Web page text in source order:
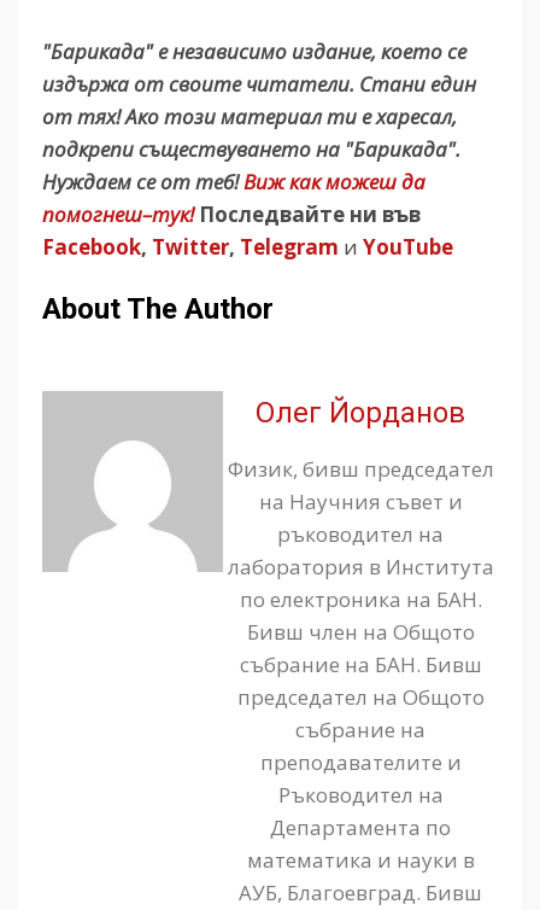
"Барикада" е независимо издание, което се
издържа от своите читатели. Стани един
от тях! Ако този материал ти е харесал,
подкрепи съществуването на "Барикада".
Нуждаем се от теб!Виж как можеш да
помогнеш–тук! Последвайте ни във
Facebook, Twitter, Telegram и YouTube
About The Author
Олег Йорданов
Физик, бивш председател
на Научния съвет и
ръководител на
лаборатория в Института
по електроника на БАН.
Бивш член на Общото
събрание на БАН. Бивш
председател на Общото
събрание на
преподавателите и
Ръководител на
Департамента по
математика и науки в
АУБ, Благоевград. Бивш